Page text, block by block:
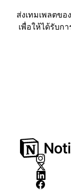
ส่งเทมเพลตข
เพื่อให้ได้รับก